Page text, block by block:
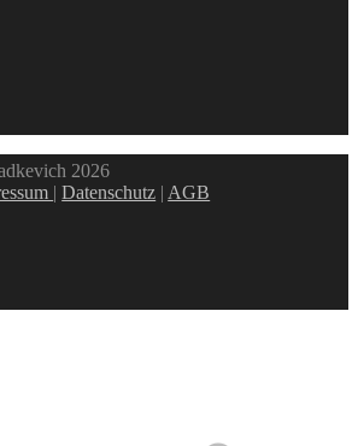
2026
|Datenschutz | AGB